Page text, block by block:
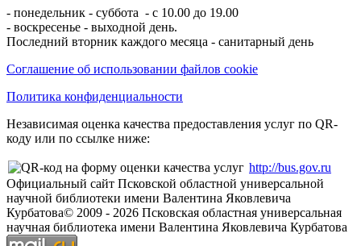
- понедельник - суббота - с 10.00 до 19.00
- воскресенье - выходной день.
Последний вторник каждого месяца - санитарный день
Соглашение об использовании файлов cookie
Политика конфиденциальности
Независимая оценка качества предоставления услуг по QR-
коду или по ссылке ниже:
http://bus.gov.ru
Официальный сайт Псковской областной универсальной
научной библиотеки имени Валентина Яковлевича
Курбатова© 2009 - 2026 Псковская областная универсальная
научная библиотека имени Валентина Яковлевича Курбатова